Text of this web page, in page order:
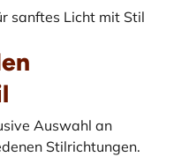
sanftes Licht mit Stil
Auswahl an
Stilrichtungen.